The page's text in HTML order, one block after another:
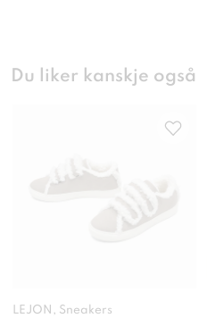
Du liker kanskje også
LEJON, Sneakers